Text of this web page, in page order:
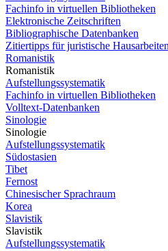
Fachinfo in virtuellen Bibliotheken
Elektronische Zeitschriften
Bibliographische Datenbanken
Zitiertipps für juristische Hausarbeiten
Romanistik
Romanistik
Aufstellungssystematik
Fachinfo in virtuellen Bibliotheken
Volltext-Datenbanken
Sinologie
Sinologie
Aufstellungssystematik
Südostasien
Tibet
Fernost
Chinesischer Sprachraum
Korea
Slavistik
Slavistik
Aufstellungssystematik